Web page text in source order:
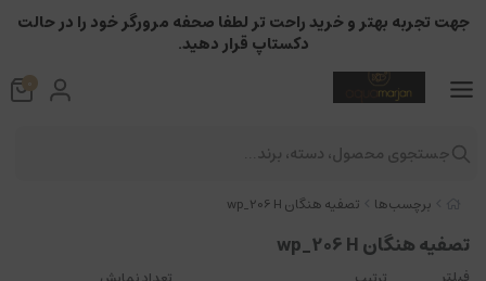
برچسب‌ها تصفیه هنگان wp_206 H
تصفیه هنگان wp_206 H
جهت تجربه بهتر و خرید راحت تر لطفا صحفه مرورگر خود را در حالت
دکستاپ قرار دهید.
0
جستجوی محصول، دسته، برند...